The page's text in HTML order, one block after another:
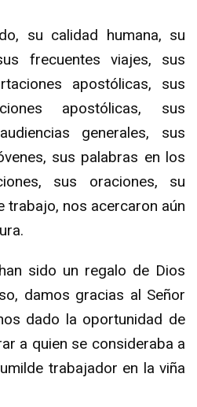
su calidad humana, su
frecuentes viajes, sus
apostólicas, sus
apostólicas, sus
generales, sus
sus palabras en los
sus oraciones, su
trabajo, nos acercaron aún
sido un regalo de Dios
damos gracias al Señor
dado la oportunidad de
a quien se consideraba a
trabajador en la viña